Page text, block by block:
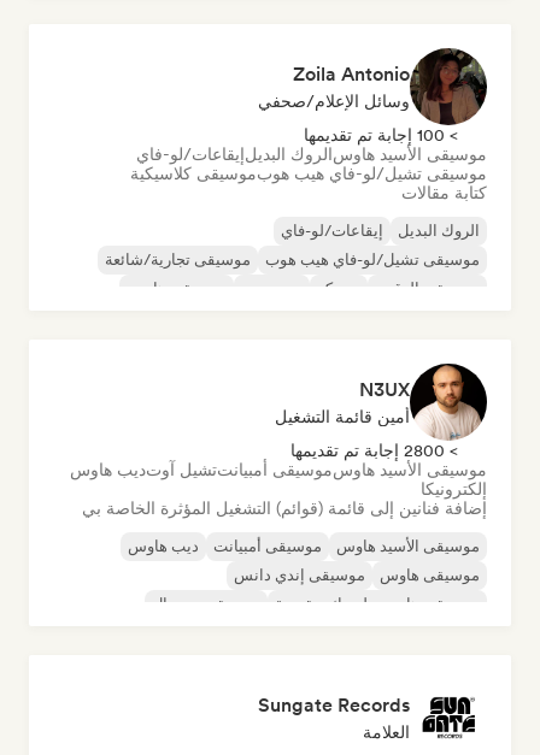
Zoila Antonio
وسائل الإعلام/صحفي
> 100 إجابة تم تقديمها
موسيقى الأسيد هاوسالروك البديلإيقاعات/لو-فاي
موسيقى تشيل/لو-فاي هيب هوبموسيقى كلاسيكية
كتابة مقالات
الروك البديل
إيقاعات/لو-فاي
موسيقى تشيل/لو-فاي هيب هوب
موسيقى تجارية/شائعة
موسيقى الرقص
ديسكو موسيقى هاوس
N3UX
أمين قائمة التشغيل
> 2800 إجابة تم تقديمها
موسيقى الأسيد هاوسموسيقى أمبيانتتشيل آوتديب هاوس
إلكترونيكا
إضافة فنانين إلى قائمة (قوائم) التشغيل المؤثرة الخاصة بي
موسيقى الأسيد هاوس موسيقى أمبيانت
ديب هاوس
موسيقى هاوس
موسيقى إندي دانس
موسيقى هاوس ملوديك وتقدمية
موسيقى مينيمال
Sungate Records
العلامة